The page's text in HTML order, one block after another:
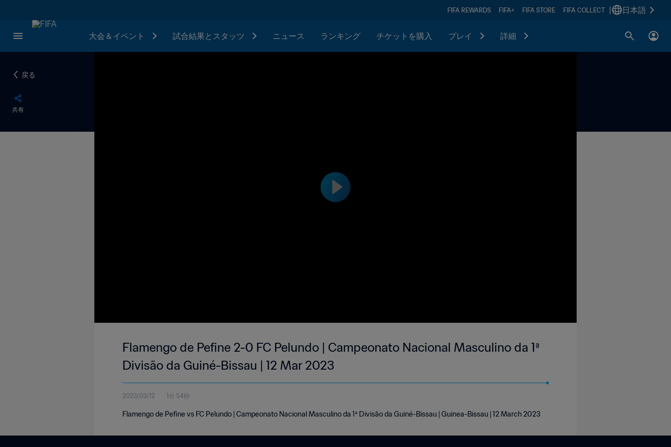
FIFA REWARDS FIFA+ FIFA STORE FIFA COLLECT 日本語
大会＆イベント 試合結果とスタッツ ニュース ランキング チケットを購入 プレイ 詳細
戻る
共有
Flamengo de Pefine 2-0 FC Pelundo | Campeonato Nacional Masculino da 1ª
Divisão da Guiné-Bissau | 12 Mar 2023
2023/03/12 1分 54秒
Flamengo de Pefine vs FC Pelundo | Campeonato Nacional Masculino da 1ª Divisão da Guiné-Bissau | Guinea-Bissau | 12 March 2023